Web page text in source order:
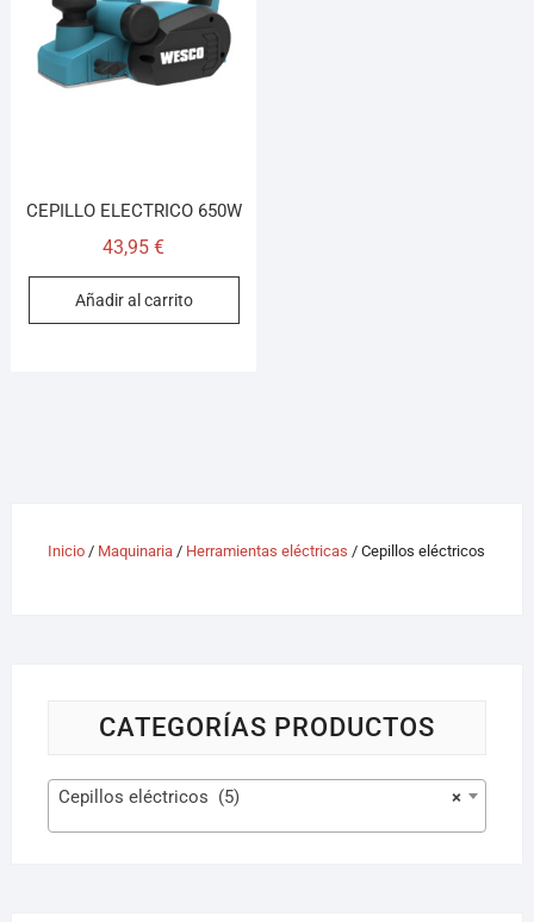
CEPILLO ELECTRICO 650W
43,95€
Añadir al carrito
Inicio/ Maquinaria/ Herramientas eléctricas / Cepillos eléctricos
CATEGORÍAS PRODUCTOS
×
Cepillos eléctricos (5)